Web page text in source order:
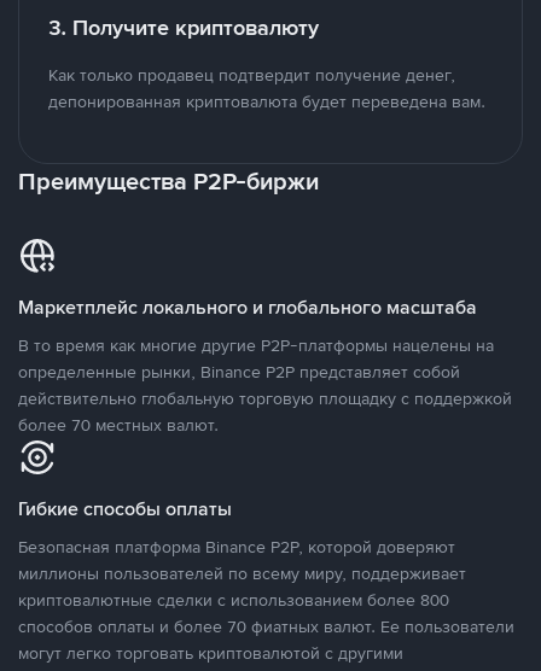
3. Получите криптовалюту
Как только продавец подтвердит получение денег,
депонированная криптовалюта будет переведена вам.
Преимущества P2P-биржи
Маркетплейс локального и глобального масштаба
В то время как многие другие P2P-платформы нацелены на
определенные рынки, Binance P2P представляет собой
действительно глобальную торговую площадку с поддержкой
более 70 местных валют.
Гибкие способы оплаты
Безопасная платформа Binance P2P, которой доверяют
миллионы пользователей по всему миру, поддерживает
криптовалютные сделки с использованием более 800
способов оплаты и более 70 фиатных валют. Ее пользователи
могут легко торговать криптовалютой с другими